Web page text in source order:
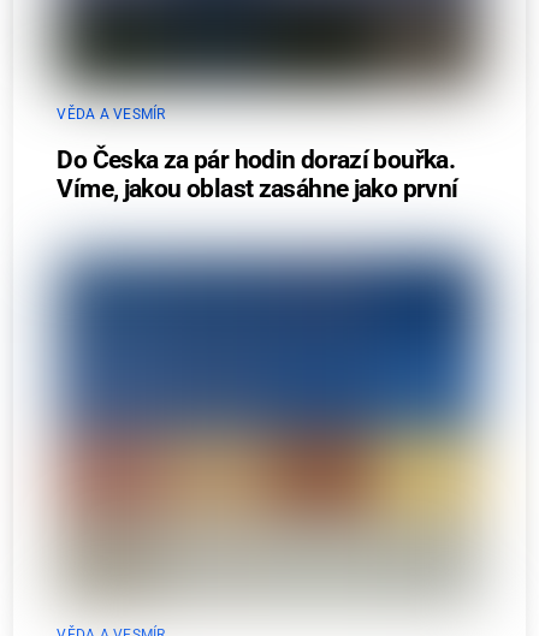
VĚDA A VESMÍR
Do Česka za pár hodin dorazí bouřka.
Víme, jakou oblast zasáhne jako první